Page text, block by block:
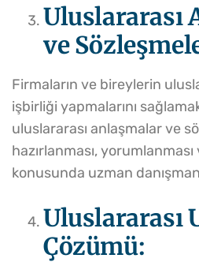
Uluslararası
ve
Firmaların ve bireylerin
işbirliği yapmalarını
uluslararası anlaşmalar ve
hazırlanması,
konusunda uzman
Uluslararası
Çözümü: